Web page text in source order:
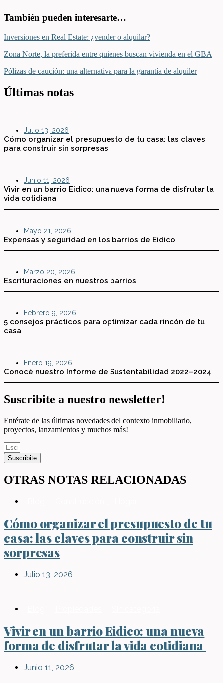
También pueden interesarte…
Inversiones en Real Estate: ¿vender o alquilar?
Zona Norte, la preferida entre quienes buscan vivienda en el GBA
Pólizas de caución: una alternativa para la garantía de alquiler
Últimas notas
Julio 13, 2026
Cómo organizar el presupuesto de tu casa: las claves
para construir sin sorpresas
Junio 11, 2026
Vivir en un barrio Eidico: una nueva forma de disfrutar la
vida cotidiana
Mayo 21, 2026
Expensas y seguridad en los barrios de Eidico
Marzo 20, 2026
Escrituraciones en nuestros barrios
Febrero 9, 2026
5 consejos prácticos para optimizar cada rincón de tu
casa
Enero 19, 2026
Conocé nuestro Informe de Sustentabilidad 2022–2024
Suscribite a nuestro newsletter!
Entérate de las últimas novedades del contexto inmobiliario,
proyectos, lanzamientos y muchos más!
Suscribite
OTRAS NOTAS RELACIONADAS
Cómo organizar el presupuesto de tu
casa: las claves para construir sin
sorpresas
Julio 13, 2026
Vivir en un barrio Eidico: una nueva
forma de disfrutar la vida cotidiana
Junio 11, 2026